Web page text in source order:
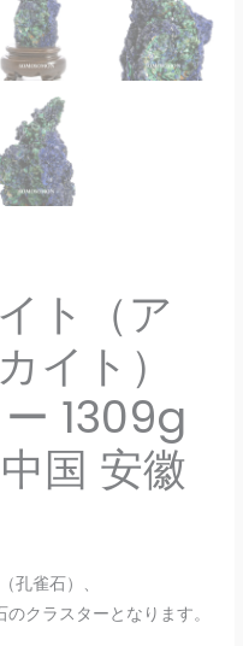
ト（ア
イト）
1309g
国 安徽
孔雀石）、
クラスターとなります。